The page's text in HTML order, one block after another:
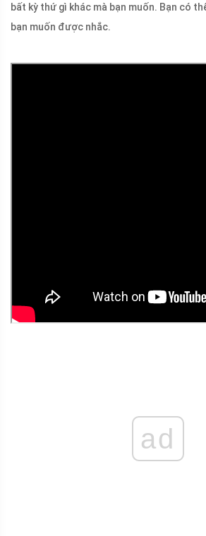
bất kỳ thứ gì khác mà bạn muốn. Bạn có
bạn muốn được nhắc.
ad